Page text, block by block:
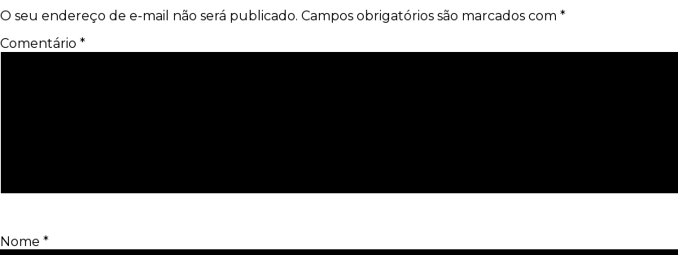
O seu endereço de e-mail não será publicado. Campos obrigatórios são marcados com *
Comentário *
Nome *